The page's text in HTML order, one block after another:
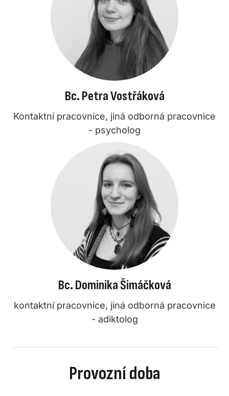
Bc. Petra Vostřáková
Kontaktní pracovnice, jiná odborná pracovnice
- psycholog
Bc. Dominika Šimáčková
kontaktní pracovnice, jiná odborná pracovnice
- adiktolog
Provozní doba